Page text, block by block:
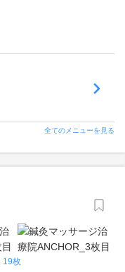
全てのメニューを見る
19枚